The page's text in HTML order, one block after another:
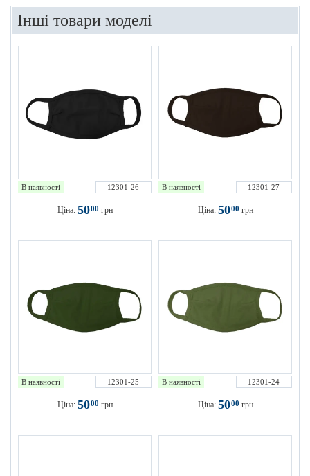
Інші товари моделі
В наявності 12301-26
Ціна: 5000 грн
В наявності 12301-27
Ціна: 5000 грн
В наявності 12301-25
Ціна: 5000 грн
В наявності 12301-24
Ціна: 5000 грн